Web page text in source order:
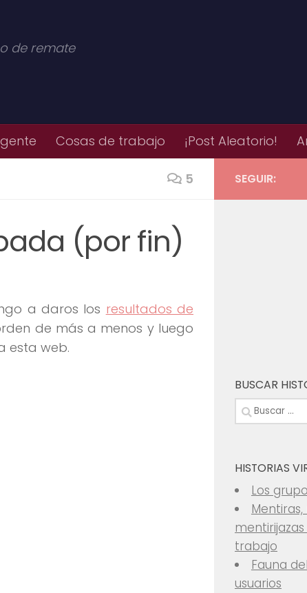
de remate
Cosas de trabajo ¡Post Aleatorio!
5
(por fin)
a daros los resultados de
de más a menos y luego
esta web.
SEGUIR:
BUSCAR
Buscar:
HISTORIAS
Los
trabajo
Fauna
usuarios